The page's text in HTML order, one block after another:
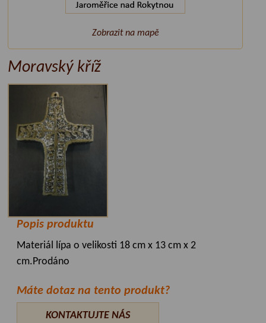
Zobrazit na mapě
Moravský kříž
Popis produktu
Materiál lípa o velikosti 18 cm x 13 cm x 2
cm.Prodáno
Máte dotaz na tento produkt?
KONTAKTUJTE NÁS